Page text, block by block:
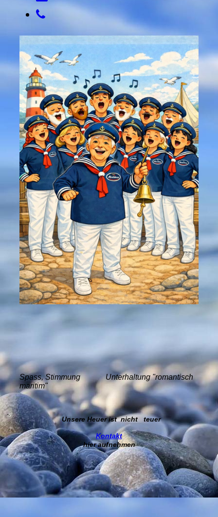
Spass, Stimmung Unterhaltung "romantisch
maritim"
Unsere Heuer ist nicht teuer
Kontakt
hier aufnehmen